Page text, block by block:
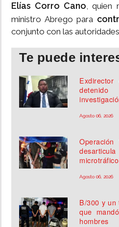
Elías Corro Cano, quien
ministro Abrego para
conjunto con las
Te puede
detenido
Agosto 06, 2026
microtráfico
Agosto 06, 2026
B/300 y un
que
hombres